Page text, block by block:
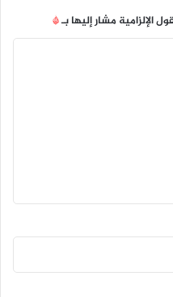
الإلزامية مشار إليها بـ*